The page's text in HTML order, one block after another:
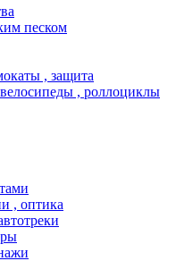
песком
, защита
, роллоциклы
, оптика